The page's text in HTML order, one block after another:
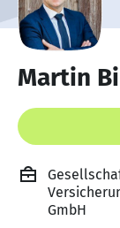
Martin
GmbH